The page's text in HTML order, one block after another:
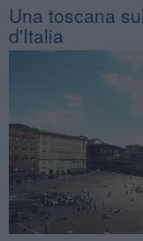
Una toscana
d'Italia